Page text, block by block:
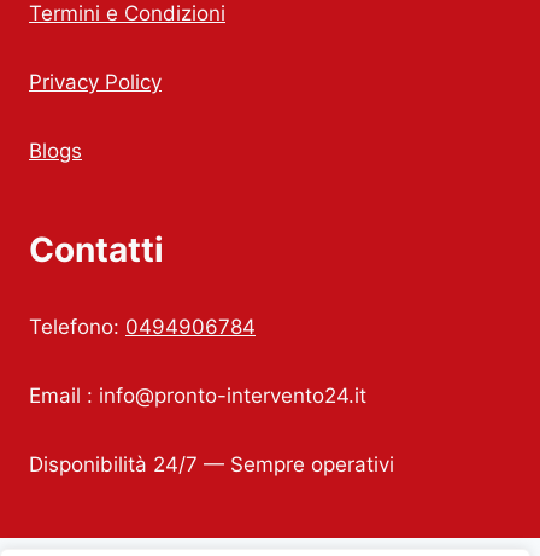
Termini e Condizioni
Privacy Policy
Blogs
Contatti
Telefono: 0494906784
Email : info@pronto-intervento24.it
Disponibilità 24/7 — Sempre operativi